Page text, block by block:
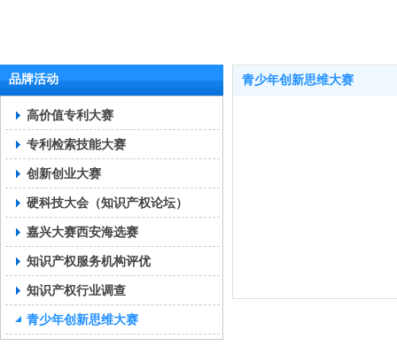
品牌活动
高价值专利大赛
专利检索技能大赛
创新创业大赛
硬科技大会（知识产权论坛）
嘉兴大赛西安海选赛
知识产权服务机构评优
知识产权行业调查
青少年创新思维大赛
青少年创新思维大赛